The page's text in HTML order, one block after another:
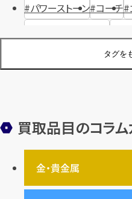
タグを
パワーストーン コーチ
ジュエリーブランド オ
装飾品 オメガ シュプ
エルメス ダイヤモンド
投資 金地金 金価格・
買取品目のコラム
金・貴金属